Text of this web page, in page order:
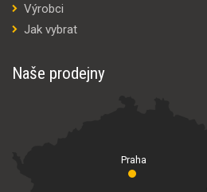
Výrobci
Jak vybrat
Naše prodejny
Praha